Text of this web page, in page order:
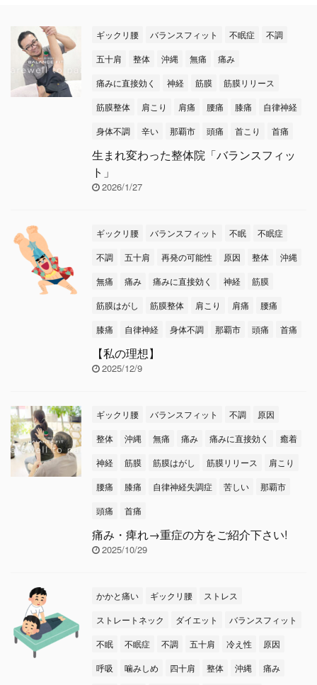
に、栄養と睡眠をしっか
りとって頑張りましょう
ね
今日のテーマは
【急な腰痛に効くツボ】
です
今日はギックリ
腰が痛くなった
そん
な緊急時に『効果的なツ
ボ』をお伝えします
ギックリ腰 バランスフィット 不眠症
不調
五十肩
整体 沖縄 無痛
痛み
痛みに直接効く
神経 筋膜
筋膜リリース
筋膜整体
肩こり 肩痛 腰痛 膝痛
自律神経
身体不調
辛い 那覇市 頭痛 首こり 首痛
生まれ変わった整体院「バランスフィッ
ト」
2026/1/27
ギックリ腰 バランスフィット 不眠
不眠症
不調
五十肩 再発の可能性 原因 整体
沖縄
無痛
痛み 痛みに直接効く 神経
筋膜
筋膜はがし
筋膜整体 肩こり 肩痛
腰痛
膝痛
自律神経 身体不調 那覇市 頭痛 首痛
【私の理想】
2025/12/9
ギックリ腰 バランスフィット 不調
原因
整体
沖縄 無痛 痛み 痛みに直接効く
癒着
神経
筋膜 筋膜はがし 筋膜リリース
肩こり
腰痛
膝痛 自律神経失調症 苦しい
那覇市
頭痛
首痛
痛み・痺れ→重症の方をご紹介下さい!
2025/10/29
かかと痛い ギックリ腰
ストレス
ストレートネック
ダイエット
バランスフィット
不眠
不眠症 不調 五十肩 冷え性
原因
呼吸
噛みしめ 四十肩 整体 沖縄
痛み